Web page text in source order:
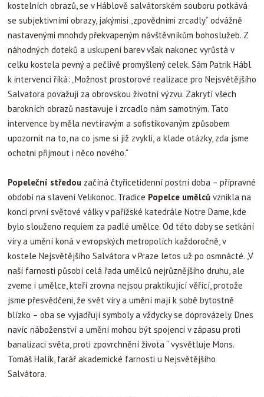
kostelních obrazů, se v Háblově salvátorském souboru potkává
se subjektivními obrazy, jakýmisi „zpovědními zrcadly“ odvážně
nastavenými mnohdy překvapeným návštěvníkům bohoslužeb. Z
náhodných doteků a uskupení barev však nakonec vyrůstá v
celku kostela pevný a pečlivě promyšlený celek. Sám Patrik Hábl
k intervenci říká: „Možnost prostorové realizace pro Nejsvětějšího
Salvatora považuji za obrovskou životní výzvu. Zakrytí všech
barokních obrazů nastavuje i zrcadlo nám samotným. Tato
intervence by měla nevtíravým a sofistikovaným způsobem
upozornit na to, na co jsme si již zvykli, a klade otázky, zda jsme
ochotni přijmout i něco nového.“
Popeleční středou začíná čtyřicetidenní postní doba – přípravné
období na slavení Velikonoc. Tradice Popelce umělců vznikla na
konci první světové války v pařížské katedrále Notre Dame, kde
bylo slouženo requiem za padlé umělce. Od této doby se setkání
víry a umění koná v evropských metropolích každoročně, v
kostele Nejsvětějšího Salvátora v Praze letos už po osmnácté. „V
naší farnosti působí celá řada umělců nejrůznějšího druhu, ale
zveme i umělce, kteří zrovna nejsou praktikující věřící, protože
jsme přesvědčeni, že svět víry a umění mají k sobě bytostně
blízko – oba se vyjadřují symboly a vždycky se doprovázely. Dnes
navíc náboženství a umění mohou být spojenci v zápasu proti
banalizaci světa, proti zpovrchnění života “ vysvětluje Mons.
Tomáš Halík, farář akademické farnosti u Nejsvětějšího
Salvátora.